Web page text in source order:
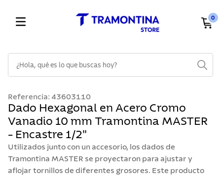
0
Referencia: 43603110
Dado Hexagonal en Acero Cromo
Vanadio 10 mm Tramontina MASTER
- Encastre 1/2"
Utilizados junto con un accesorio, los dados de
Tramontina MASTER se proyectaron para ajustar y
aflojar tornillos de diferentes grosores. Este producto
1 .
cuchillos
2.
cubiertos
3.
sarten
lavaplatos
5.
ollas